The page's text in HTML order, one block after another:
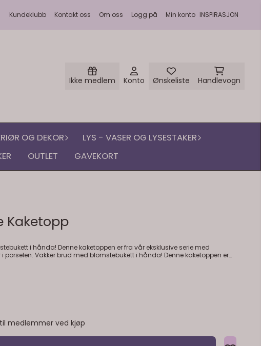
Kundeklubb Kontakt oss Om oss Logg på Min konto INSPIRASJON
Ikke medlem Konto Ønskeliste Handlevogn
OG DEKOR
LYS - VASER OG LYSESTAKER
OUTLET GAVEKORT
Kaketopp
i hånda! Denne kaketoppen er fra vår eksklusive serie med
Denne kaketoppen er
håndmalte kaketopper i porselen.
medlemmer ved kjøp